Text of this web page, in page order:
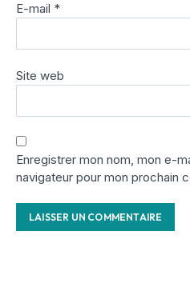
E-mail *
Site web
Enregistrer mon nom, mon e-
navigateur pour mon prochain